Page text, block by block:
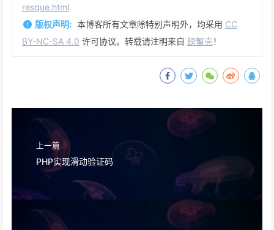
resque.html
版权声明: 本博客所有文章除特别声明外，均采用 CC
BY-NC-SA 4.0 许可协议。转载请注明来自 螃蟹壳！
上一篇
PHP实现滑动验证码